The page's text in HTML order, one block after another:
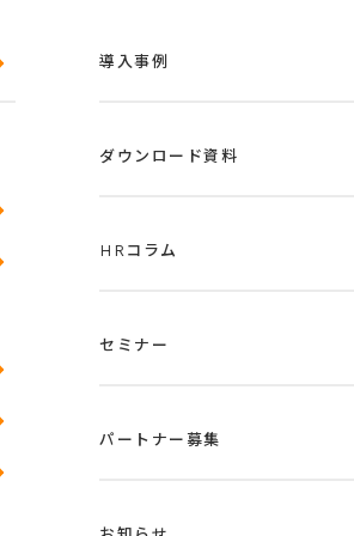
導入事例
ダウンロード資料
HRコラム
セミナー
パートナー募集